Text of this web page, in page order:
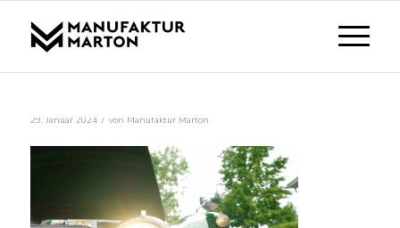
29. Januar 2024 / von Manufaktur Marton